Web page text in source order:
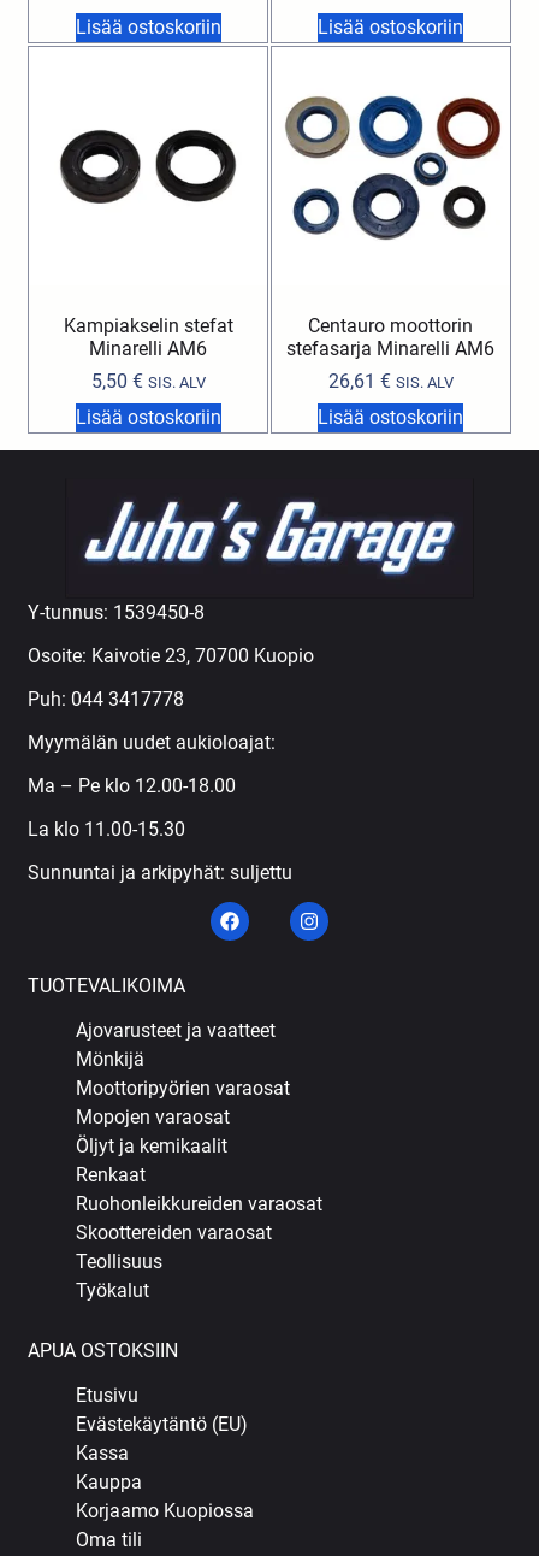
Lisää ostoskoriin Lisää ostoskoriin
Kampiakselin stefat
Minarelli AM6
5,50 € SIS. ALV
Lisää ostoskoriin
Centauro moottorin
stefasarja Minarelli AM6
26,61 € SIS. ALV
Lisää ostoskoriin
Y-tunnus: 1539450-8
Osoite: Kaivotie 23, 70700 Kuopio
Puh: 044 3417778
Myymälän uudet aukioloajat:
Ma – Pe klo 12.00-18.00
La klo 11.00-15.30
Sunnuntai ja arkipyhät: suljettu
TUOTEVALIKOIMA
Ajovarusteet ja vaatteet
Mönkijä
Moottoripyörien varaosat
Mopojen varaosat
Öljyt ja kemikaalit
Renkaat
Ruohonleikkureiden varaosat
Skoottereiden varaosat
Teollisuus
Työkalut
APUA OSTOKSIIN
Etusivu
Evästekäytäntö (EU)
Kassa
Kauppa
Korjaamo Kuopiossa
Oma tili